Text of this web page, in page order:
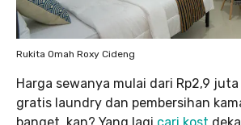
Rukita Omah Roxy Cideng
Harga sewanya mulai dari Rp2,9
gratis laundry dan pembersihan